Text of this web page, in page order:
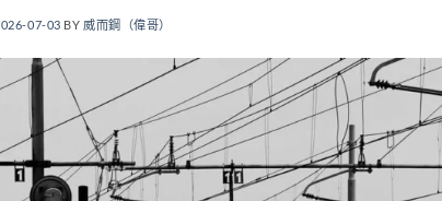
07-03 BY 威而鋼（偉哥）